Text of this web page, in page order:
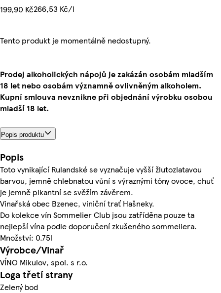
199,90 Kč266,53 Kč/l
Tento produkt je momentálně nedostupný.
Prodej alkoholických nápojů je zakázán osobám mladším
18 let nebo osobám významně ovlivněným alkoholem.
Kupní smlouva nevznikne při objednání výrobku osobou
mladší 18 let.
Popis produktu
Popis
Toto vynikající Rulandské se vyznačuje vyšší žlutozlatavou
barvou, jemně chlebnatou vůní s výraznými tóny ovoce, chuť
je jemně pikantní se svěžím závěrem.
Vinařská obec Bzenec, viniční trať Hašneky.
Do kolekce vín Sommelier Club jsou zatříděna pouze ta
nejlepší vína podle doporučení zkušeného sommeliera.
Množství: 0.75l
Výrobce/Vinař
VÍNO Mikulov, spol. s r.o.
Loga třetí strany
Zelený bod